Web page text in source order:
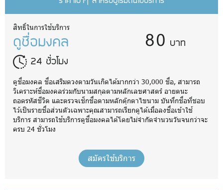
สิทธิ์ในการใช้บริการ
ดูชื่อมงคล
24 ชั่วโมง
80 บาท
ดูชื่อมงคล ชื่อเสริมดวงตามวันเกิดได้มากกว่า 30,000 ชื่อ, สามารถ
วิเคราะห์ชื่อมงคลร่วมกับนามสกุลตามหลักเลขศาสตร์ อายตนะ
ถอดรหัสชีวิต และตรวจเช็กชื่อตามหลักตุ๊กตาไขนาม บันทึกชื่อที่ชอบ
ไว้เป็นรายชื่อส่วนตัวเฉพาะคุณสามารถเรียกดูได้เมื่อลงชื่อเข้าใช้
บริการ สามารถใช้บริการดูชื่อมงคลได้โดยไม่จำกัดจำนวนวันจนกว่าจะ
ครบ 24 ชั่วโมง
สมัครใช้บริการ